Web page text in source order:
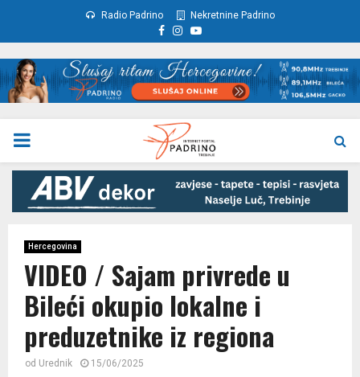
Radio Padrino Nekretnine Padrino
Facebook
Instagram
Youtube
PRIMARY
MENU
Hercegovina
VIDEO / Sajam privrede u
Bileći okupio lokalne i
preduzetnike iz regiona
od Urednik 15/06/2025